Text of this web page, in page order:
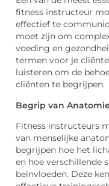
fitness instructeur
effectief te
moet zijn om
voeding en
termen voor je
luisteren om de
cliënten te begrijpen.
Begrip van
Fitness instructeurs
van menselijke
begrijpen hoe het
en hoe verschillende
beïnvloeden. Deze